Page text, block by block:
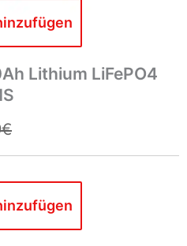
Lithium LiFePO4